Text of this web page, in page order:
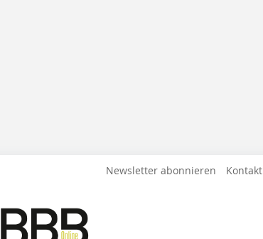
Newsletter abonnieren